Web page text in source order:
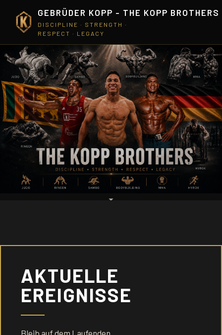
GEBRÜDER KOPP - THE KOPP BROTHERS
DISCIPLINE · STRENGTH ·
RESPECT · LEGACY
AKTUELLE
EREIGNISSE
Bleib auf dem Laufenden.